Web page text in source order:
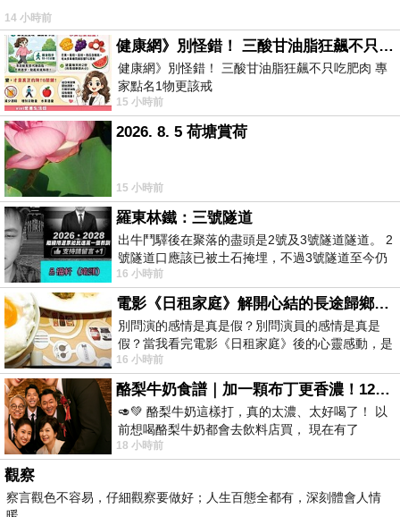
14 小時前
健康網》別怪錯！ 三酸甘油脂狂飆不只吃肥肉 專家點名1物更該戒
健康網》別怪錯！ 三酸甘油脂狂飆不只吃肥肉 專
家點名1物更該戒
https://health.ltn.com.tw/article/breakingnews/
15 小時前
2026. 8. 5 荷塘賞荷
15 小時前
羅東林鐵：三號隧道
出牛鬥驛後在聚落的盡頭是2號及3號隧道隧道。 2
號隧道口應該已被土石掩埋，不過3號隧道至今仍
存在。從台7丙牛鬥橋上往左岸上游方
16 小時前
電影《日租家庭》解開心結的長途歸鄉！能在電影院感受到地理的寬闊和人心的相鄰，真是太棒了！
別問演的感情是真是假？別問演員的感情是真是
假？當我看完電影《日租家庭》後的心靈感動，是
真的。詮釋的情感觸動了人心，就是真情
16 小時前
酪梨牛奶食譜｜加一顆布丁更香濃！120秒完成飲料店級酪梨奶昔｜imami 旗艦豆漿機
🥑💚 酪梨牛奶這樣打，真的太濃、太好喝了！ 以
前想喝酪梨牛奶都會去飲料店買， 現在有了
imami 健康煮藝｜旗艦破壁智慧養生豆漿機，
18 小時前
觀察
察言觀色不容易，仔細觀察要做好；人生百態全都有，深刻體會人情